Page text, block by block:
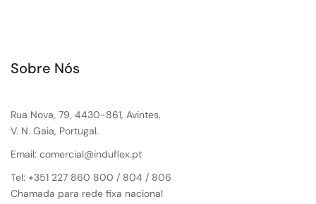
Sobre Nós
Rua Nova, 79, 4430-861, Avintes,
V. N. Gaia, Portugal.
Email: comercial@induflex.pt
Tel: +351 227 860 800 / 804 / 806
Chamada para rede fixa nacional